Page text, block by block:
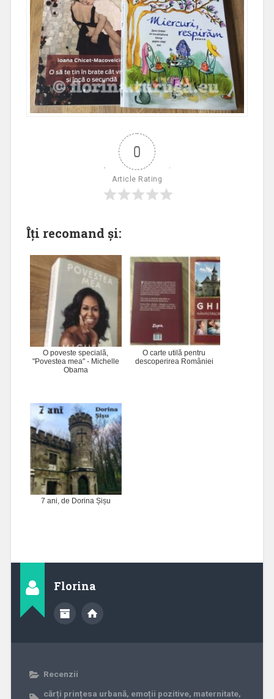
0
Article Rating
Îți recomand și:
O poveste specială,
"Povestea mea" - Michelle
Obama
O carte utilă pentru
descoperirea României
7 ani, de Dorina Șișu
Florina
Recenzii
cărți prințesa urbană, emoții pozitive, maternitate,